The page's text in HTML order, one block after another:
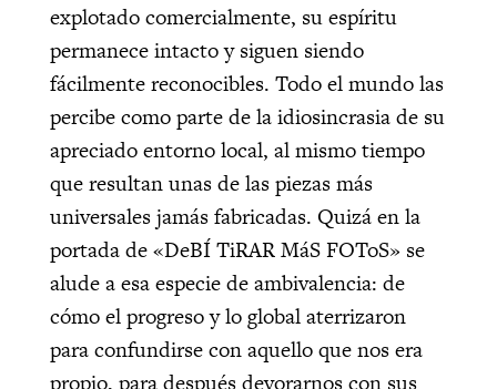
explotado comercialmente, su espíritu
permanece intacto y siguen siendo
fácilmente reconocibles. Todo el mundo las
percibe como parte de la idiosincrasia de su
apreciado entorno local, al mismo tiempo
que resultan unas de las piezas más
universales jamás fabricadas. Quizá en la
portada de «DeBÍ TiRAR MáS FOToS» se
alude a esa especie de ambivalencia: de
cómo el progreso y lo global aterrizaron
para confundirse con aquello que nos era
propio, para después devorarnos con sus